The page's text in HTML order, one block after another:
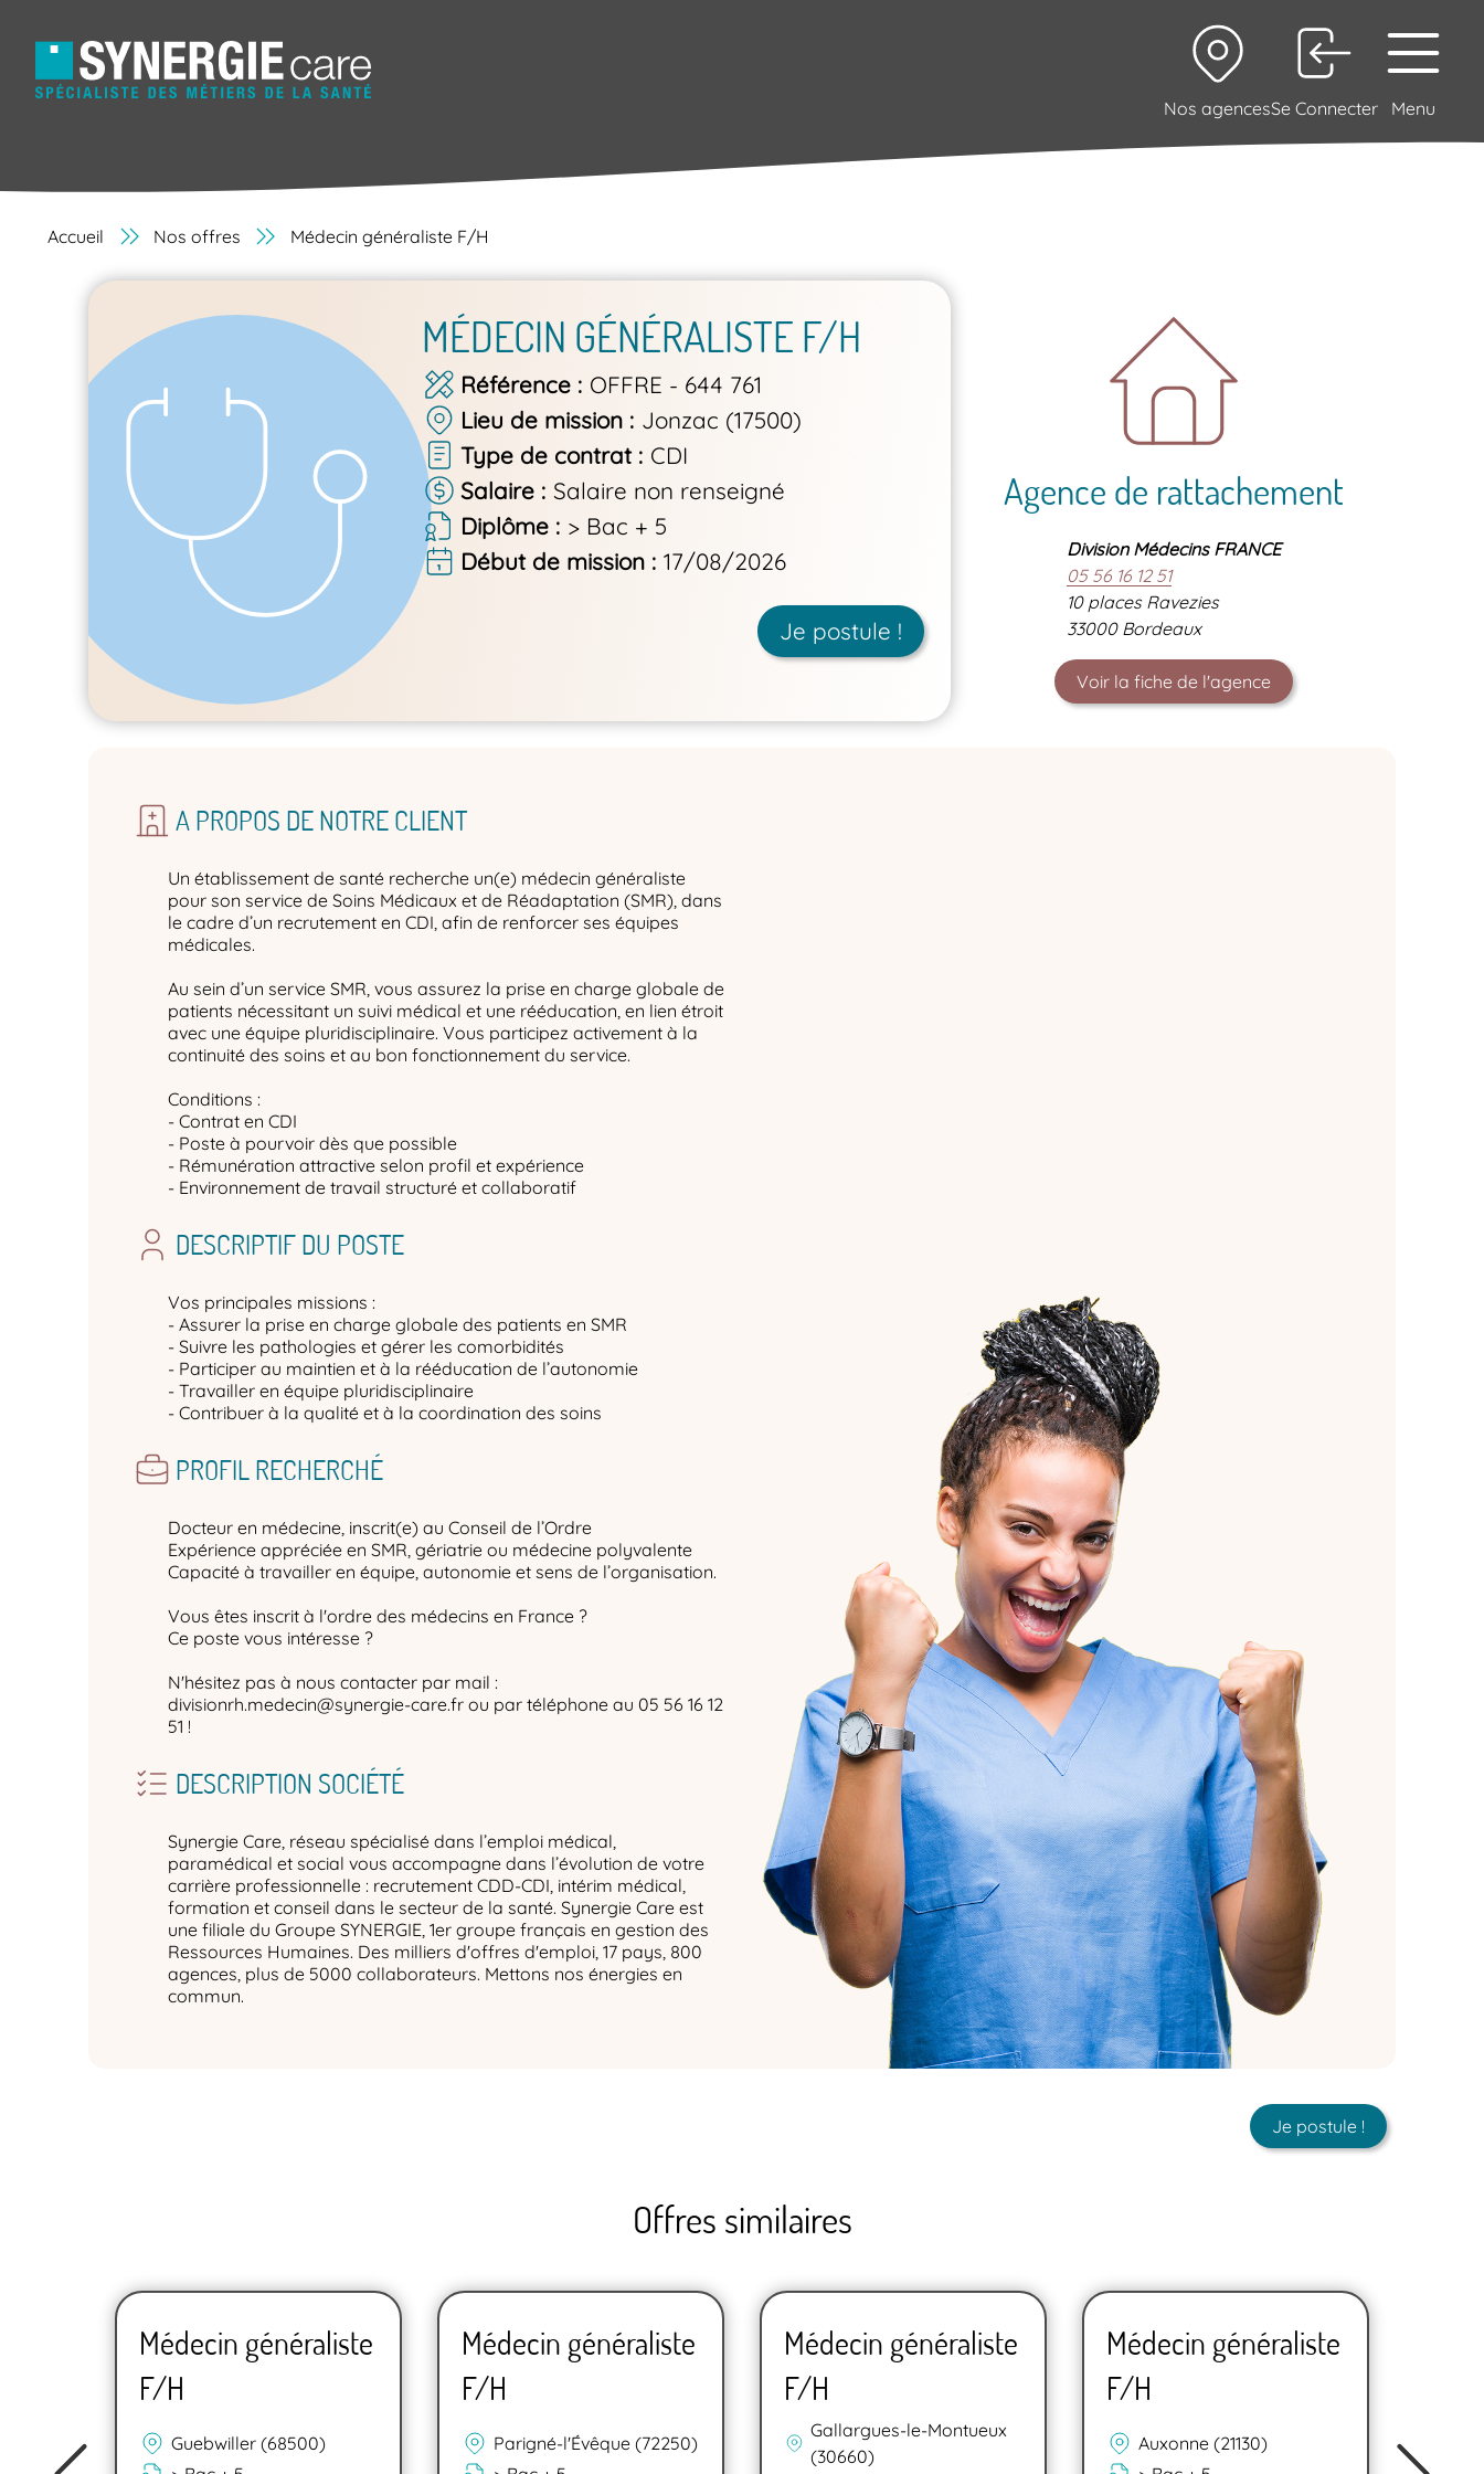
Nos agencesSe Connecter Menu
Accueil Nos offres Médecin généraliste F/H
MÉDECIN GÉNÉRALISTE F/H
Référence
OFFRE - 644 761
Lieu de mission
Jonzac (17500)
Type de contrat
CDI
Salaire
Salaire non renseigné
Diplôme
> Bac + 5
Début de mission
17/08/2026
Je postule !
Agence de rattachement
Division Médecins FRANCE
05 56 16 12 51
10 places Ravezies
33000 Bordeaux
Voir la fiche de l'agence
A PROPOS DE NOTRE CLIENT
Un établissement de santé recherche un(e) médecin généraliste
pour son service de Soins Médicaux et de Réadaptation (SMR), dans
le cadre d’un recrutement en CDI, afin de renforcer ses équipes
médicales.
Au sein d’un service SMR, vous assurez la prise en charge globale de
patients nécessitant un suivi médical et une rééducation, en lien étroit
avec une équipe pluridisciplinaire. Vous participez activement à la
continuité des soins et au bon fonctionnement du service.
Conditions :
- Contrat en CDI
- Poste à pourvoir dès que possible
- Rémunération attractive selon profil et expérience
- Environnement de travail structuré et collaboratif
DESCRIPTIF DU POSTE
Vos principales missions :
- Assurer la prise en charge globale des patients en SMR
- Suivre les pathologies et gérer les comorbidités
- Participer au maintien et à la rééducation de l’autonomie
- Travailler en équipe pluridisciplinaire
- Contribuer à la qualité et à la coordination des soins
PROFIL RECHERCHÉ
Docteur en médecine, inscrit(e) au Conseil de l’Ordre
Expérience appréciée en SMR, gériatrie ou médecine polyvalente
Capacité à travailler en équipe, autonomie et sens de l’organisation.
Vous êtes inscrit à l'ordre des médecins en France ?
Ce poste vous intéresse ?
N'hésitez pas à nous contacter par mail :
divisionrh.medecin@synergie-care.fr ou par téléphone au 05 56 16 12
51 !
DESCRIPTION SOCIÉTÉ
Synergie Care, réseau spécialisé dans l’emploi médical,
paramédical et social vous accompagne dans l’évolution de votre
carrière professionnelle : recrutement CDD-CDI, intérim médical,
formation et conseil dans le secteur de la santé. Synergie Care est
une filiale du Groupe SYNERGIE, 1er groupe français en gestion des
Ressources Humaines. Des milliers d'offres d'emploi, 17 pays, 800
agences, plus de 5000 collaborateurs. Mettons nos énergies en
commun.
Je postule !
Offres similaires
Médecin généraliste
F/H
Guebwiller (68500)
Médecin généraliste
F/H
Parigné-l'Évêque (72250)
Médecin généraliste
F/H
Gallargues-le-Montueux
(30660)
Médecin généraliste
F/H
Auxonne (21130)